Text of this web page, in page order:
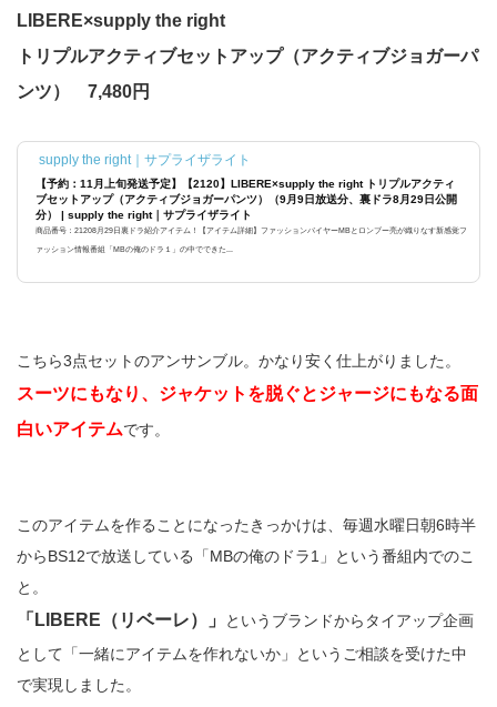
LIBERE×supply the right
トリプルアクティブセットアップ（アクティブジョガーパ
ンツ） 7,480円
supply the right｜サプライザライト
【予約：11月上旬発送予定】【2120】LIBERE×supply the right トリプルアクティ
ブセットアップ（アクティブジョガーパンツ）（9月9日放送分、裏ドラ8月29日公開
分） | supply the right｜サプライザライト
商品番号：21208月29日裏ドラ紹介アイテム！【アイテム詳細】ファッションバイヤーMBとロンブー亮が織りなす新感覚フ
ァッション情報番組「MBの俺のドラ１」の中でできた...
こちら3点セットのアンサンブル。かなり安く仕上がりました。
スーツにもなり、ジャケットを脱ぐとジャージにもなる面
白いアイテムです。
このアイテムを作ることになったきっかけは、毎週水曜日朝6時半
からBS12で放送している「MBの俺のドラ1」という番組内でのこ
と。
「LIBERE（リベーレ）」
というブランドからタイアップ企画
として「一緒にアイテムを作れないか」というご相談を受けた中
で実現しました。